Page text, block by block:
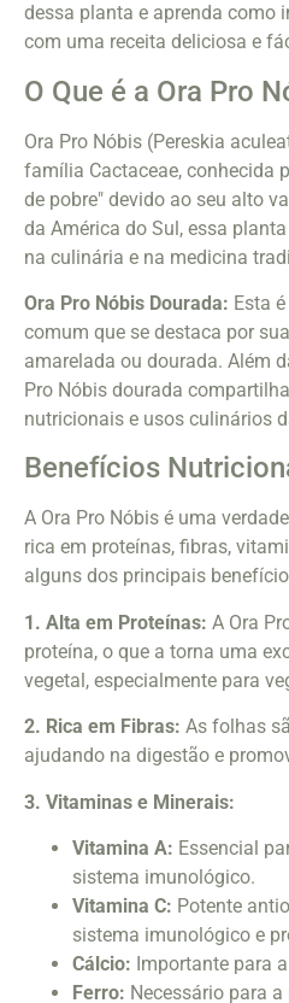
dessa planta e aprenda como
com uma receita deliciosa e
O Que é a Ora Pro
Ora Pro Nóbis (Pereskia
família Cactaceae, conhecida
de pobre" devido ao seu alto
da América do Sul, essa
na culinária e na medicina
Ora Pro Nóbis Dourada: Esta
comum que se destaca por
amarelada ou dourada. Além
Pro Nóbis dourada
nutricionais e usos culinários
Benefícios
A Ora Pro Nóbis é uma
rica em proteínas, fibras,
alguns dos principais
1. Alta em Proteínas: A Ora
proteína, o que a torna uma
vegetal, especialmente para
2. Rica em Fibras: As folhas
ajudando na digestão e
3. Vitaminas e Minerais:
Vitamina A: Essencial
sistema imunológico.
Vitamina C: Potente
sistema imunológico e
Cálcio: Importante para
Ferro: Necessário para